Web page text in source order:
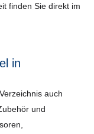
finden Sie direkt im
in
auch
und